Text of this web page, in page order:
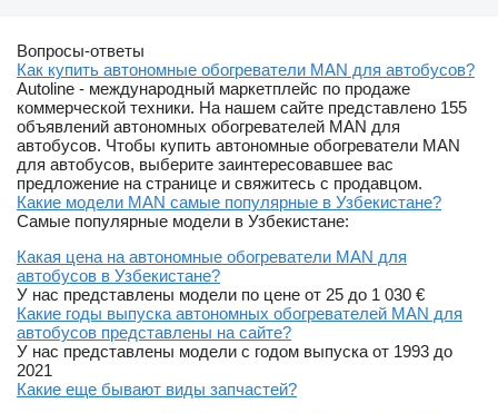
Вопросы-ответы
Как купить автономные обогреватели MAN для автобусов?
Autoline - международный маркетплейс по продаже
коммерческой техники. На нашем сайте представлено 155
объявлений автономных обогревателей MAN для
автобусов. Чтобы купить автономные обогреватели MAN
для автобусов, выберите заинтересовавшее вас
предложение на странице и свяжитесь с продавцом.
Какие модели MAN самые популярные в Узбекистане?
Самые популярные модели в Узбекистане:
Какая цена на автономные обогреватели MAN для
автобусов в Узбекистане?
У нас представлены модели по цене от 25 до 1 030 €
Какие годы выпуска автономных обогревателей MAN для
автобусов представлены на сайте?
У нас представлены модели с годом выпуска от 1993 до
2021
Какие еще бывают виды запчастей?